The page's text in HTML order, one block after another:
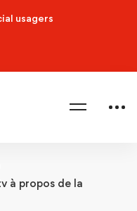
usagers
à propos de la